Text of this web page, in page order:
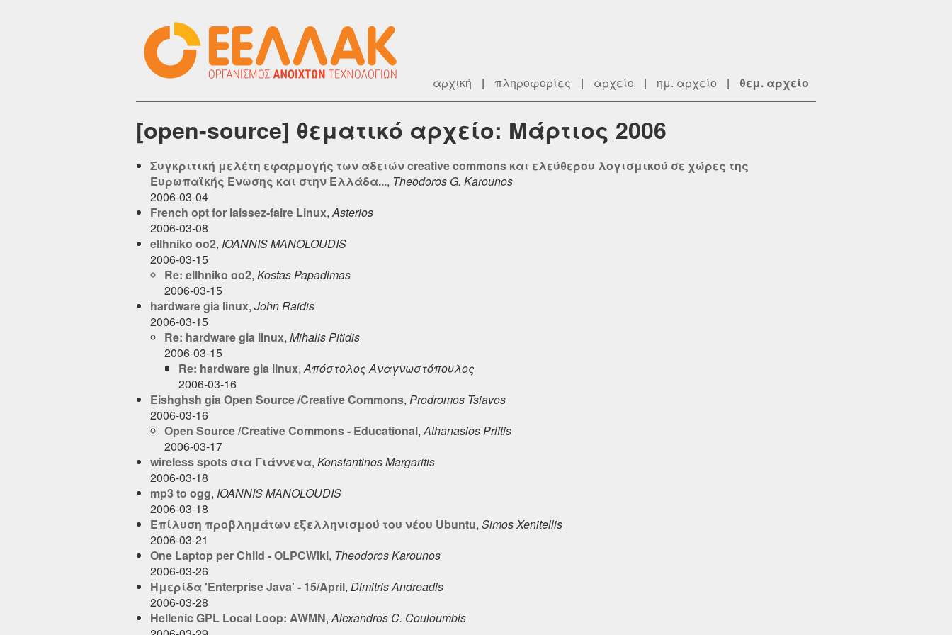
αρχική | πληροφορίες | αρχείο | ημ. αρχείο | θεμ. αρχείο
[open-source] θεματικό αρχείο: Μάρτιος 2006
Συγκριτική μελέτη εφαρμογής των αδειών creative commons και ελεύθερου λογισμικού σε χώρες της
Ευρωπαϊκής Ενωσης και στην Ελλάδα..., Theodoros G. Karounos
2006-03-04
French opt for laissez-faire Linux,Asterios
2006-03-08
ellhniko oo2, IOANNIS MANOLOUDIS
2006-03-15
Re: ellhniko oo2, Kostas Papadimas
2006-03-15
hardware gia linux, John Raidis
2006-03-15
Re: hardware gia linux, Mihalis Pitidis
2006-03-15
Re: hardware gia linux,Aπόστολος Aναγνωστόπουλος
2006-03-16
Eishghsh gia Open Source /Creative Commons, Prodromos Tsiavos
2006-03-16
Open Source /Creative Commons - Educational,Athanasios Priftis
2006-03-17
wireless spots στα Γιάννενα, Konstantinos Margaritis
2006-03-18
mp3 to ogg, IOANNIS MANOLOUDIS
2006-03-18
Επίλυση προβλημάτων εξελληνισμού του νέου Ubuntu, Simos Xenitellis
2006-03-21
One Laptop per Child - OLPCWiki, Theodoros Karounos
2006-03-26
Ημερίδα 'Enterprise Java' - 15/April, Dimitris Andreadis
2006-03-28
Hellenic GPL Local Loop: AWMN,Alexandros C. Couloumbis